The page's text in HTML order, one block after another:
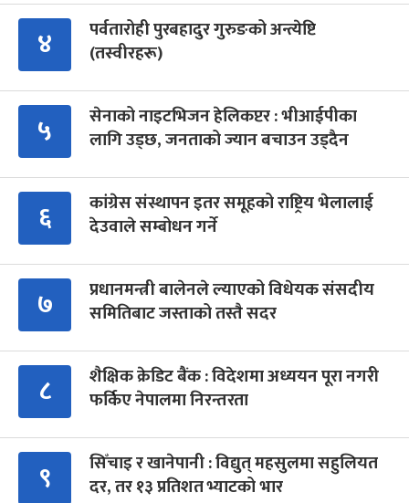
४
पर्वतारोही पुरबहादुर गुरुङको अन्त्येष्टि
(तस्वीरहरू)
५
सेनाको नाइटभिजन हेलिकप्टर : भीआईपीका
लागि उड्छ, जनताको ज्यान बचाउन उड्दैन
६
कांग्रेस संस्थापन इतर समूहको राष्ट्रिय भेलालाई
देउवाले सम्बोधन गर्ने
७
प्रधानमन्त्री बालेनले ल्याएको विधेयक संसदीय
समितिबाट जस्ताको तस्तै सदर
८
शैक्षिक क्रेडिट बैंक : विदेशमा अध्ययन पूरा नगरी
फर्किए नेपालमा निरन्तरता
९
सिँचाइ र खानेपानी : विद्युत् महसुलमा सहुलियत
दर, तर १३ प्रतिशत भ्याटको भार